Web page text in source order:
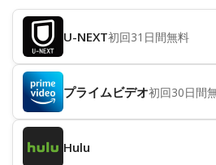
U-NEXT初回31日間無料
プライムビデオ初回30日間
Hulu